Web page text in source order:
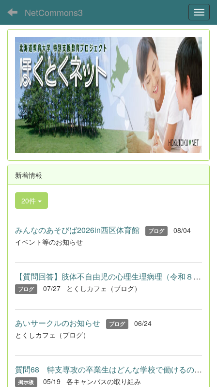
NetCommons3
新着情報
20件
みんなのあそびば2026in西区体育館 ブログ
08/04
イベント等のお知らせ
【質問回答】肢体不自由児の心理生理病理（令和８年度免許法認定...
ブログ 07/27 とくしカフェ（ブログ）
あいサークルのお知らせ ブログ
06/24
とくしカフェ（ブログ）
質問68 特支専攻の卒業生はどんな学校で働けるのですか？
掲示板 05/19 各キャンパスの取り組み